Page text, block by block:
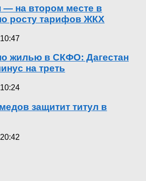
— на втором месте в
росту тарифов ЖКХ
жилью в СКФО: Дагестан
на треть
защитит титул в